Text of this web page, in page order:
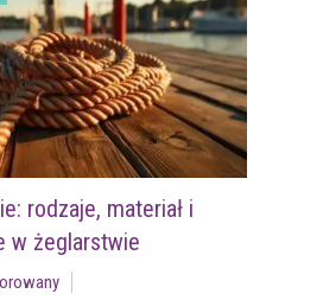
rodzaje, materiał i
w żeglarstwie